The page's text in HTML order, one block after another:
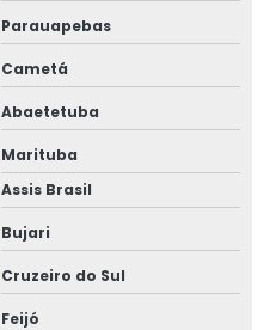
Parauapebas
Cametá
Abaetetuba
Marituba
Assis Brasil
Bujari
Cruzeiro do Sul
Feijó